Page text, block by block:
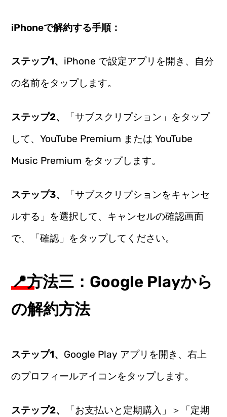
iPhoneで解約する手順：
ステップ1、 iPhone で設定アプリを開き、自分
の名前をタップします。
ステップ2、
「サブスクリプション」をタップ
して、YouTube Premium または YouTube
Music Premium をタップします。
ステップ3、
「サブスクリプションをキャンセ
ルする」を選択して、キャンセルの確認画面
で、「確認」をタップしてください。
📍方法三：Google Playから
の解約方法
ステップ1、 Google Play アプリを開き、右上
のプロフィールアイコンをタップします。
ステップ2、
「お支払いと定期購入」＞「定期